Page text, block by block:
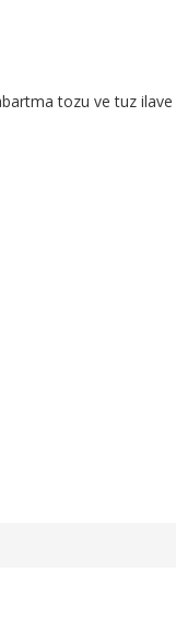
tozu ve tuz ilave